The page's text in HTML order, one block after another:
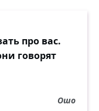
про вас.
говорят
Ошо